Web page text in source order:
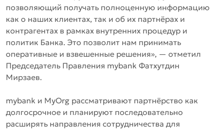
позволяющий получать полноценную информацию
как о наших клиентах, так и об их партнёрах и
контрагентах в рамках внутренних процедур и
политик Банка. Это позволит нам принимать
оперативные и взвешенные решения», — отметил
Председатель Правления mybank Фатхутдин
Мирзаев.
mybank и MyOrg рассматривают партнёрство как
долгосрочное и планируют последовательно
расширять направления сотрудничества для